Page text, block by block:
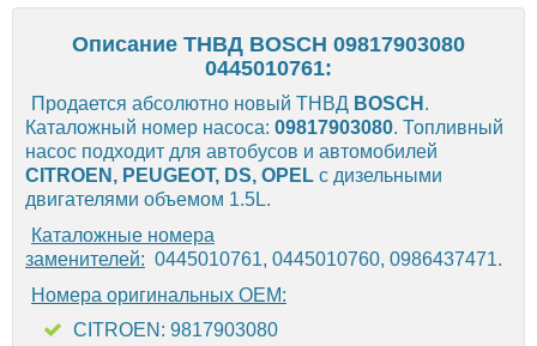
Описание ТНВД BOSCH 09817903080
0445010761:
Продается абсолютно новый ТНВД BOSCH .
Каталожный номер насоса: 09817903080. Топливный
насос подходит для автобусов и автомобилей
CITROEN, PEUGEOT, DS, OPEL с дизельными
двигателями объемом 1.5L.
Каталожные номера
заменителей: 0445010761, 0445010760, 0986437471.
Номера оригинальных OEM:
CITROEN: 9817903080